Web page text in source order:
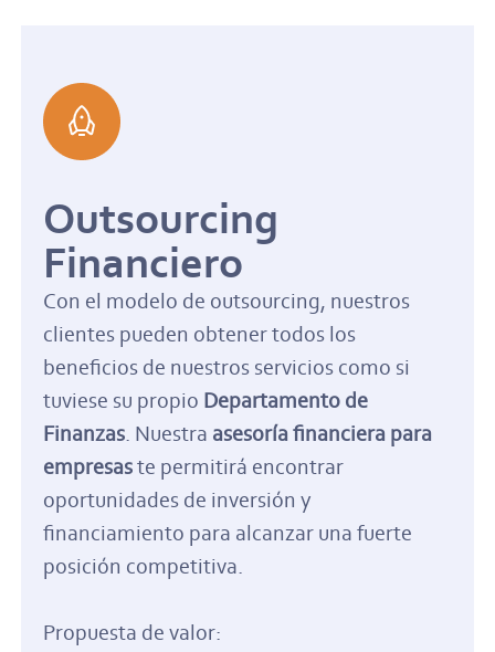
Outsourcing
Financiero
Con el modelo de outsourcing, nuestros
clientes pueden obtener todos los
beneficios de nuestros servicios como si
tuviese su propio Departamento de
Finanzas. Nuestra asesoría financiera para
empresaste permitirá encontrar
oportunidades de inversión y
financiamiento para alcanzar una fuerte
posición competitiva.
Propuesta de valor: